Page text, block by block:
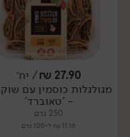
יח׳
27.90
₪/ יח׳
מגולגלות כוסמין עם
- 'טאוברד'
250 גרם
11.16 ₪ ל-100 גרם